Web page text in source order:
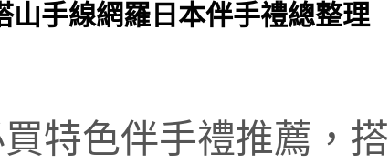
山手線網羅日本伴手禮總整理
特色伴手禮推薦，搭